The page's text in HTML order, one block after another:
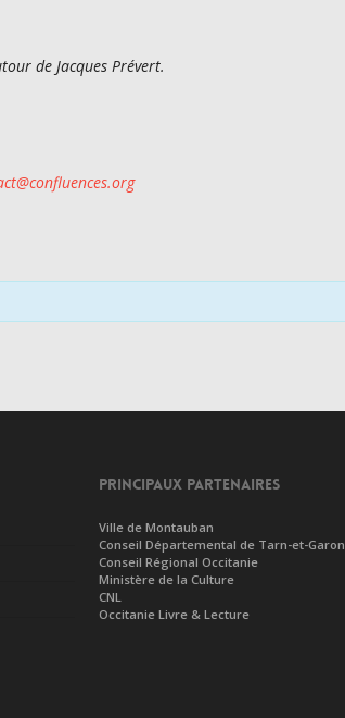
de Jacques Prévert.
PRINCIPAUX PARTENAIRES
Ville de Montauban
Conseil Départemental de Tarn-et-
Conseil Régional Occitanie
Ministère de la Culture
CNL
Occitanie Livre & Lecture